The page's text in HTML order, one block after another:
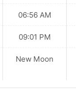
06:56 AM
09:01 PM
New Moon